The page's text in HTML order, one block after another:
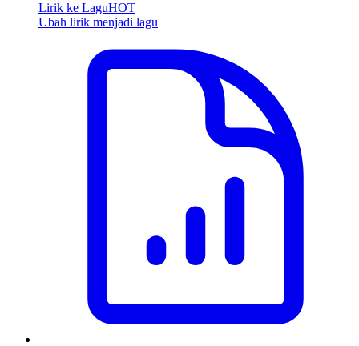
Lirik ke LaguHOT
Ubah lirik menjadi lagu